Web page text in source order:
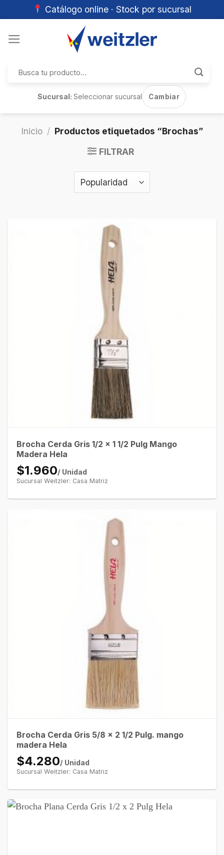
Catálogo online · Stock por sucursal
por:
Sucursal:Seleccionar sucursal Cambiar
Inicio / Productos etiquetados “Brochas”
FILTRAR
Brocha Cerda Gris 1/2 x 1 1/2 Pulg Mango
Madera Hela
$1.960/ Unidad
Sucursal Weitzler: Casa Matriz
Brocha Cerda Gris 5/8 x 2 1/2 Pulg. mango
madera Hela
$4.280/ Unidad
Sucursal Weitzler: Casa Matriz